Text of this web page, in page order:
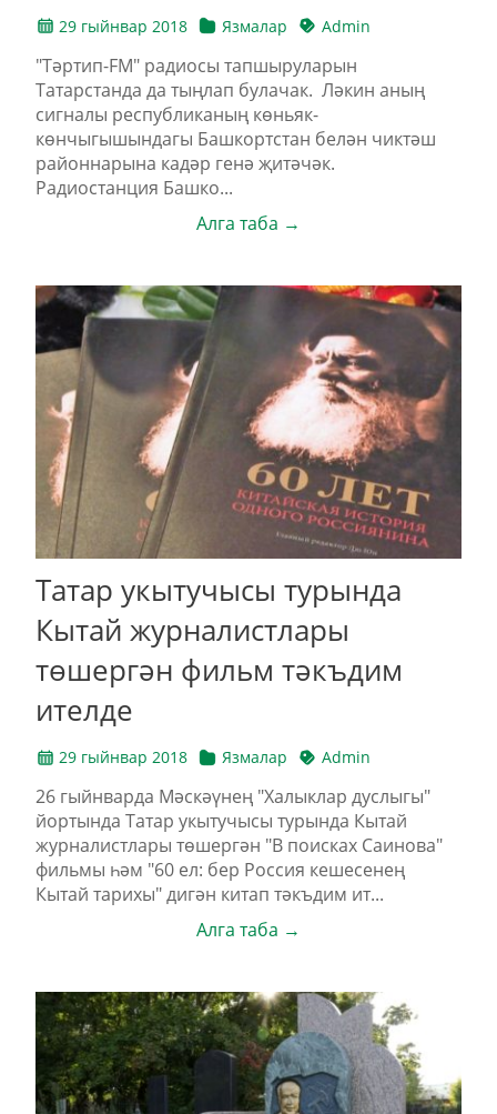
29 гыйнвар 2018 Язмалар Admin
"Тәртип-FM" радиосы тапшыруларын
Татарстанда да тыңлап булачак. Ләкин аның
сигналы республиканың көньяк-
көнчыгышындагы Башкортстан белән чиктәш
районнарына кадәр генә җитәчәк.
Радиостанция Башко...
Алга таба →
Татар укытучысы турында
Кытай журналистлары
төшергән фильм тәкъдим
ителде
29 гыйнвар 2018 Язмалар Admin
26 гыйнварда Мәскәүнең "Халыклар дуслыгы"
йортында Татар укытучысы турында Кытай
журналистлары төшергән "В поисках Саинова"
фильмы һәм "60 ел: бер Россия кешесенең
Кытай тарихы" дигән китап тәкъдим ит...
Алга таба →